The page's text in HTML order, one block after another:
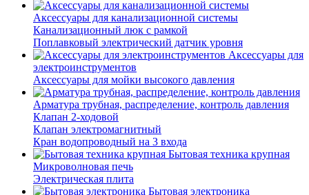
Аксессуары для канализационной системы
Канализационный люк с рамкой
Поплавковый электрический датчик уровня
Аксессуары для
электроинструментов
Аксессуары для мойки высокого давления
Арматура трубная, распределение, контроль давления
Клапан 2-ходовой
Клапан электромагнитный
Кран водопроводный на 3 входа
Бытовая техника крупная
Микроволновая печь
Электрическая плита
Бытовая электроника